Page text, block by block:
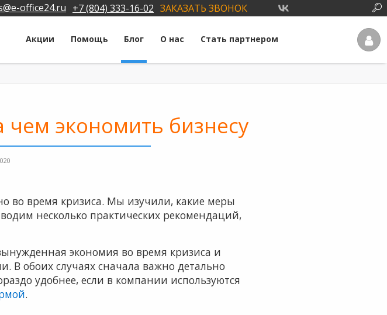
office24.ru +7 (804) 333-16-02 ЗАКАЗАТЬ ЗВОНОК
Акции Помощь Блог О нас Стать партнером
экономить бизнесу
во время кризиса. Мы изучили, какие меры
несколько практических рекомендаций,
экономия во время кризиса и
В обоих случаях сначала важно детально
удобнее, если в компании используются
.